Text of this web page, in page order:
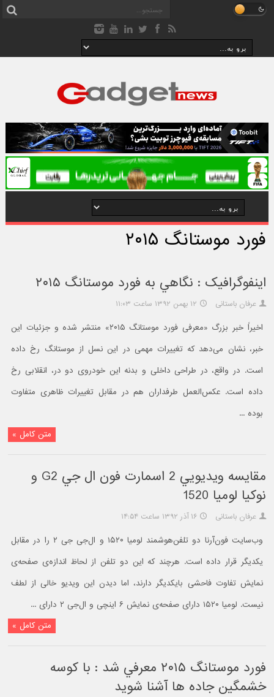
فورد موستانگ ۲۰۱۵
اينفوگرافيک : نگاهي به فورد موستانگ ۲۰۱۵
عرفان باستانی ۱۲ بهمن ۱۳۹۲ ساعت ۱۱:۰۳
اخیراً خبر بزرگ «معرفی فورد موستانگ ۲۰۱۵» منتشر شده و جزئیات این
خبر، نشان می‌دهد که تغییرات مهمی در این نسل از موستانگ رخ داده
است. در واقع، در طراحی داخلی و بدنه این خودروی دو در، انقلابی رخ
داده است. عکس‌العمل طرفداران هم در مقابل تغییرات ظاهری متفاوت
بوده ...
متن کامل »
مقايسه ويديويي 2 اسمارت فون ال جي G2 و
نوکيا لوميا 1520
عرفان باستانی ۱۶ آذر ۱۳۹۲ ساعت ۱۴:۵۴
وب‌سایت فون‌آرنا دو تلفن‌هوشمند لومیا ۱۵۲۰ و ال‌جی جی ۲ را در مقابل
یکدیگر قرار داده است. هرچند که این دو تلفن از لحاظ اندازه‌ی صفحه‌ی
نمایش تفاوت فاحشی بایکدیگر دارند، اما دیدن این ویدیو خالی از لطف
نیست. لومیا ۱۵۲۰ دارای صفحه‌ی نمایش ۶ اینچی و ال‌جی ۲ دارای ...
متن کامل »
فورد موستانگ ۲۰۱۵ معرفي شد : با کوسه
خشمگين جاده ها آشنا شويد